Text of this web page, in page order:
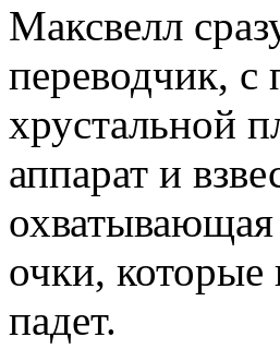
Максвелл
переводчик,
хрустальной
аппарат и
охватывающая
очки, которые
падет.